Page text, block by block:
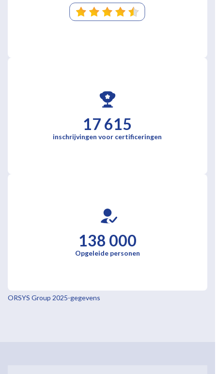
17 615
inschrijvingen voor certificeringen
138 000
Opgeleide personen
ORSYS Group 2025-gegevens